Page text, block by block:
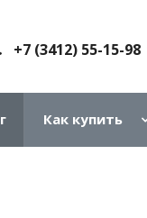
+7 (3412) 55-15-98
Как купить